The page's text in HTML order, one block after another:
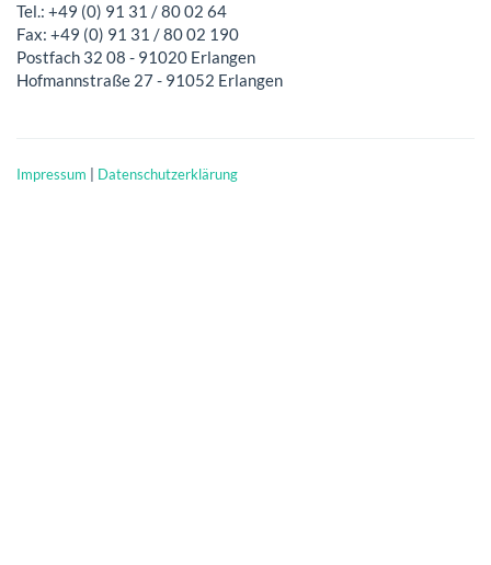
Tel.: +49 (0) 91 31 / 80 02 64
Fax: +49 (0) 91 31 / 80 02 190
Postfach 32 08 - 91020 Erlangen
Hofmannstraße 27 - 91052 Erlangen
Impressum Datenschutzerklärung